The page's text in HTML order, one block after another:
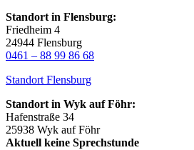
Standort in Flensburg:
Friedheim 4
24944 Flensburg
0461 – 88 99 86 68
Standort Flensburg
Standort in Wyk auf Föhr:
Hafenstraße 34
25938 Wyk auf Föhr
Aktuell keine Sprechstunde